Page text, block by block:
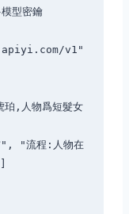
型密鑰
v1"
,人物爲短髮女
", "流程:人物在